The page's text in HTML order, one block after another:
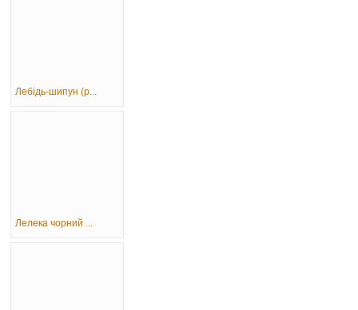
Лебідь-шипун (р...
Лелека чорний ...